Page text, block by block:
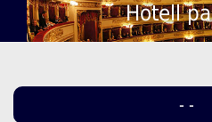
Hotell
- -